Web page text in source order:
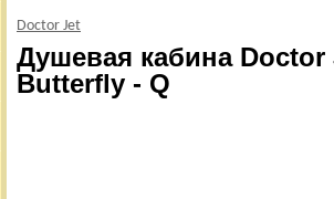
Doctor Jet
Душевая кабина Doctor
Butterfly - Q